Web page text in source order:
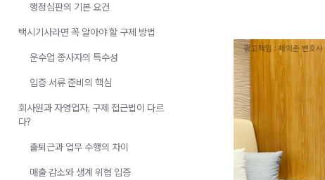
행정심판의 기본 요건
택시기사라면 꼭 알아야 할 구제 방법
운수업 종사자의 특수성
입증 서류 준비의 핵심
회사원과 자영업자, 구제 접근법이 다르
다?
출퇴근과 업무 수행의 차이
매출 감소와 생계 위협 입증